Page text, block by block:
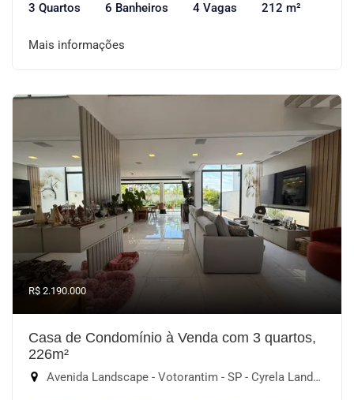
3 Quartos 6 Banheiros 4 Vagas 212 m²
Mais informações
R$ 2.190.000
Casa de Condomínio à Venda com 3 quartos,
226m²
Avenida Landscape - Votorantim - SP - Cyrela Landscape Esplanada, Votorantim-SP